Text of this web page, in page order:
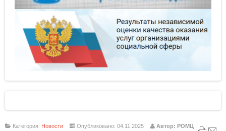
Категория: Новости Опубликовано: 04.11.2025 Автор: РОМЦ